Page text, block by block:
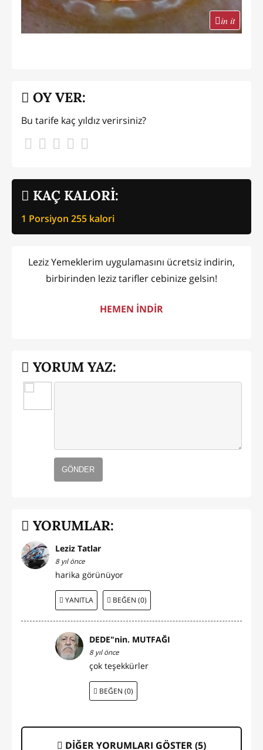
in it
KAÇ KALORİ:
1 Porsiyon 255 kalori
OY VER:
Bu tarife kaç yıldız verirsiniz?
Leziz Yemeklerim uygulamasını ücretsiz indirin,
birbirinden leziz tarifler cebinize gelsin!
HEMEN İNDİR
YORUM YAZ:
GÖNDER
YORUMLAR:
Leziz Tatlar
8 yıl önce
harika görünüyor
YANITLA BEĞEN (0)
DEDE"nin. MUTFAĞI
8 yıl önce
çok teşekkürler
BEĞEN (0)
DİĞER YORUMLARI GÖSTER (5)